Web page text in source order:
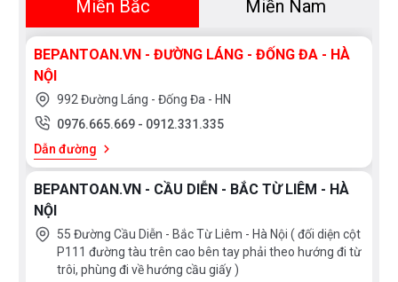
Miền Bắc Miền Nam
BEPANTOAN.VN - ĐƯỜNG LÁNG - ĐỐNG ĐA - HÀ
NỘI
992 Đường Láng - Đống Đa - HN
0976.665.669 - 0912.331.335
Dẫn đường
BEPANTOAN.VN - CẦU DIỄN - BẮC TỪ LIÊM - HÀ
NỘI
55 Đường Cầu Diễn - Bắc Từ Liêm - Hà Nội ( đối diện cột
P111 đường tàu trên cao bên tay phải theo hướng đi từ
trôi, phùng đi về hướng cầu giấy )